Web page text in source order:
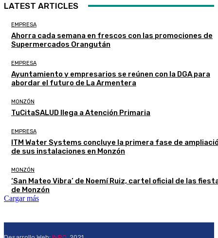
LATEST ARTICLES
EMPRESA
Ahorra cada semana en frescos con las promociones de
Supermercados Orangután
EMPRESA
Ayuntamiento y empresarios se reúnen con la DGA para
abordar el futuro de La Armentera
MONZÓN
TuCitaSALUD llega a Atención Primaria
EMPRESA
ITM Water Systems concluye la primera fase de
de sus instalaciones en Monzón
MONZÓN
‘San Mateo Vibra’ de Noemí Ruiz, cartel oficial de las
de Monzón
Cargar más